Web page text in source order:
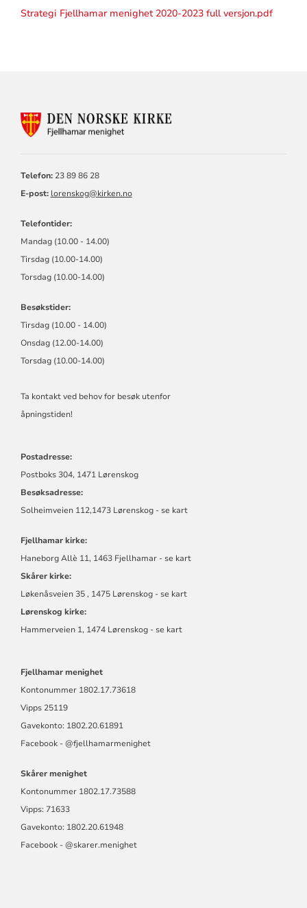
Strategi Fjellhamar menighet 2020-2023 full versjon.pdf
KONTAKTINFORMASJON
Telefon: 23 89 86 28
E-post: lorenskog@kirken.no
Telefontider:
Mandag (10.00 - 14.00)
Tirsdag (10.00-14.00)
Torsdag (10.00-14.00)
Besøkstider:
Tirsdag (10.00 - 14.00)
Onsdag (12.00-14.00)
Torsdag (10.00-14.00)
Ta kontakt ved behov for besøk utenfor
åpningstiden!
Postadresse:
Postboks 304, 1471 Lørenskog
Besøksadresse:
Solheimveien 112,1473 Lørenskog - se kart
Fjellhamar kirke:
Haneborg Allè 11, 1463 Fjellhamar - se kart
Skårer kirke:
Løkenåsveien 35 , 1475 Lørenskog - se kart
Lørenskog kirke:
Hammerveien 1, 1474 Lørenskog - se kart
Fjellhamar menighet
Kontonummer 1802.17.73618
Vipps 25119
Gavekonto: 1802.20.61891
Facebook -@fjellhamarmenighet
Skårer menighet
Kontonummer 1802.17.73588
Vipps: 71633
Gavekonto: 1802.20.61948
Facebook - @skarer.menighet